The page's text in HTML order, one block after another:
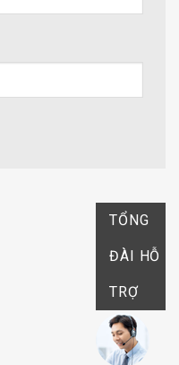
TỔNG
ĐÀI HỖ
TRỢ